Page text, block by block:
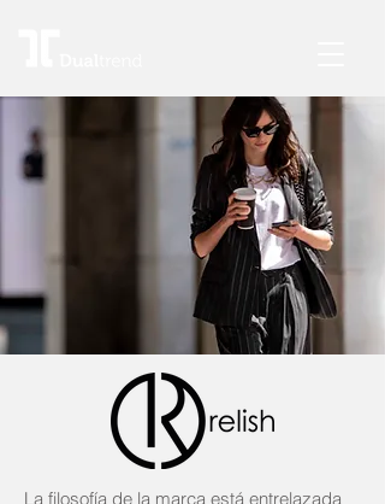
La filosofía de la marca está entrelazada